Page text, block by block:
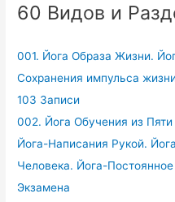
60 Видов и
001. Йога Образа Жизни.
Сохранения импульса
103 Записи
002. Йога Обучения из
Йога-Написания Рукой.
Человека. Йога-
Экзамена